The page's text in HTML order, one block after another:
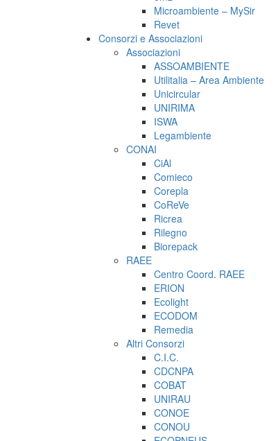
Microambiente – MySir
Revet
Consorzi e Associazioni
Associazioni
ASSOAMBIENTE
Utilitalia – Area Ambiente
Unicircular
UNIRIMA
ISWA
Legambiente
CONAI
CiAl
Comieco
Corepla
CoReVe
Ricrea
Rilegno
Biorepack
RAEE
Centro Coord. RAEE
ERION
Ecolight
ECODOM
Remedia
Altri Consorzi
C.I.C.
CDCNPA
COBAT
UNIRAU
CONOE
CONOU